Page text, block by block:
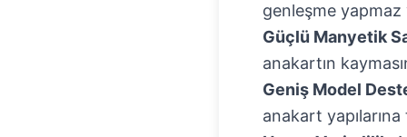
genleşme
Güçlü Manyetik
anakartın
Geniş Model
anakart